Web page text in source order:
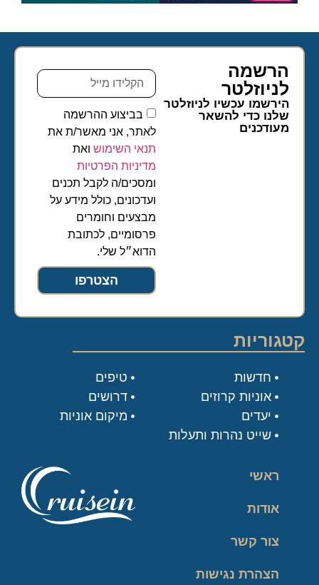
הרשמה
לניוזלטר​
הירשמו עכשיו לניוזלטר
שלנו כדי להשאר
מעודכנים
בביצוע ההרשמה
לאתר, אני מאשר/ת את
תנאי השימושואת
מדיניות הפרטיות
ומסכים/ה לקבל תכנים
ועדכונים, כולל מידע על
מבצעים וחומרים
פרסומיים, לכתובת
הדוא״ל שלי.
הצטרפו
ראשי
אודות
צור קשר
הצהרת נגישות
קטגוריות
טיפים
דרושים
מיקום אוניות
חדשות
אוניות קרוזים
יעדים
שייט נהרות ותעלות